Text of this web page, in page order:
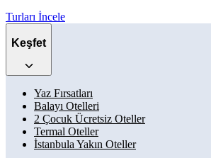
Turları İncele
Keşfet
Yaz Fırsatları
Balayı Otelleri
2 Çocuk Ücretsiz Oteller
Termal Oteller
İstanbula Yakın Oteller